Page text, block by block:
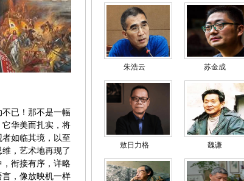
已！那不是一幅
华美而扎实，将
如临其境，以至
，艺术地再现了
衔接有序，详略
，像放映机一样
朱浩云 苏金成
敖日力格 魏谦